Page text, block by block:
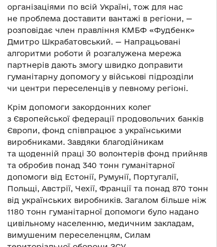
організаціями по всій Україні, тож для нас
не проблема доставити вантажі в регіони, —
розповідає член правління КМБФ «Фудбенк»
Дмитро Шкрабатовський. — Напрацьовані
алгоритми роботи й розгалужена мережа
партнерів дають змогу швидко доправити
гуманітарну допомогу у військові підрозділи
чи центри переселенців у певному регіоні.
Крім допомоги закордонних колег
з Європейської федерації продовольчих банків
Європи, фонд співпрацює з українськими
виробниками. Завдяки благодійникам
та щоденній праці 30 волонтерів фонд прийняв
та обробив понад 340 тонн гуманітарної
допомоги від Естонії, Румунії, Португалії,
Польщі, Австрії, Чехії, Франції та понад 870 тонн
від українських виробників. Загалом більше ніж
1180 тонн гуманітарної допомоги було надано
цивільному населенню, медичним закладам,
вимушеним переселенцям, Силам